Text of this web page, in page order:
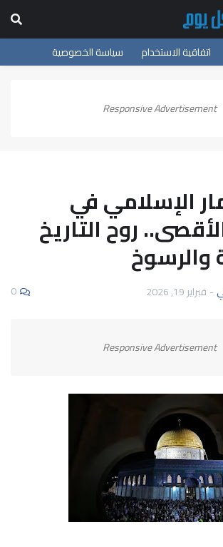
اتفاقية الاستخدام سياسة الخصوصية
Responsive Advertisement
الإسلامي في
روح التاريخ
والرسوخ
- فبراير 19, 2026 0
Responsive Advertisement